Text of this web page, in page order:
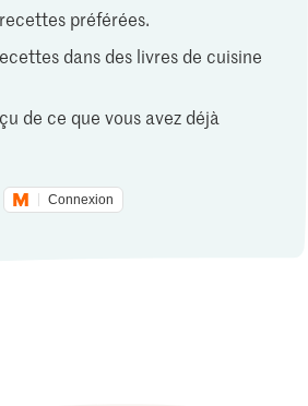
préférées.
dans des livres de cuisine
de ce que vous avez déjà
Connexion